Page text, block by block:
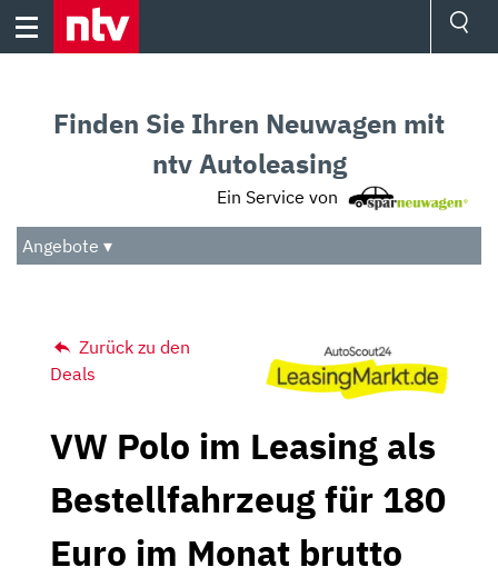
Skip
Audio
Das Beste
Finden Sie Ihren Neuwagen mit
ntv Autoleasing
Ein Service von
Angebote ▾
Zurück zu den
Deals
VW Polo im Leasing als
Bestellfahrzeug für 180
Euro im Monat brutto